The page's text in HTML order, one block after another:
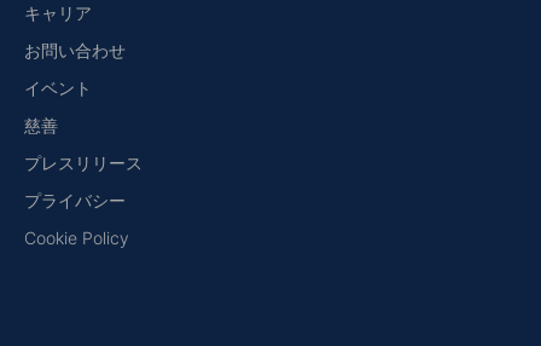
キャリア
お問い合わせ
イベント
慈善
プレスリリース
プライバシー
Cookie Policy